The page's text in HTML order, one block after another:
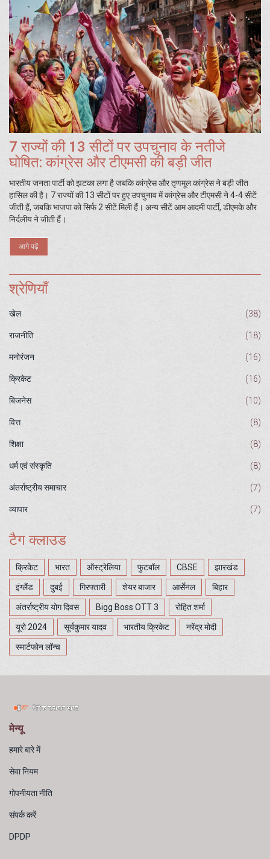
7 राज्यों की 13 सीटों पर उपचुनाव के नतीजे
घोषित: कांग्रेस और टीएमसी की बड़ी जीत
भारतीय जनता पार्टी को झटका लगा है जबकि कांग्रेस और तृणमूल कांग्रेस ने बड़ी जीत
हासिल की है। 7 राज्यों की 13 सीटों पर हुए उपचुनाव में कांग्रेस और टीएमसी ने 4-4 सीटें
जीती हैं, जबकि भाजपा को सिर्फ 2 सीटें मिली हैं। अन्य सीटें आम आदमी पार्टी, डीएमके और
निर्दलीय ने जीती हैं।
आगे पढ़ें
श्रेणियाँ
खेल (38)
राजनीति (18)
मनोरंजन (16)
क्रिकेट (16)
बिजनेस (10)
वित्त (8)
शिक्षा (8)
धर्म एवं संस्कृति (8)
अंतर्राष्ट्रीय समाचार (7)
व्यापार (7)
टैग क्लाउड
क्रिकेट भारत ऑस्ट्रेलिया फुटबॉल CBSE झारखंड
इंग्लैंड दुबई गिरफ्तारी शेयर बाजार आर्सेनल बिहार
अंतर्राष्ट्रीय योग दिवस Bigg Boss OTT 3 रोहित शर्मा
यूरो 2024 सूर्यकुमार यादव भारतीय क्रिकेट नरेंद्र मोदी
स्मार्टफोन लॉन्च
मेन्यू
हमारे बारे में
सेवा नियम
गोपनीयता नीति
संपर्क करें
DPDP